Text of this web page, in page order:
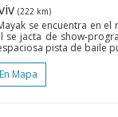
(222 km)
se encuentra en
se jacta de show-
pista de baile
Mapa